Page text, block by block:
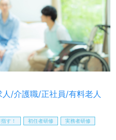
業界の正社員/パート求人探
情報収集、将来的に検討の
希望に応じてお問い合わせ/ご
紹介、年収交渉など完全無
す。＜非公開求人も取扱い
緒に転職活動！お問い合わ
/介護職/正社員/有料老人
す！ 初任者研修 実務者研修